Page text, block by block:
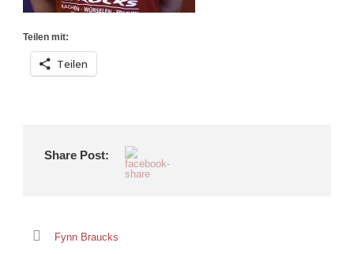
Teilen mit:
Teilen
Share Post:
Fynn Braucks